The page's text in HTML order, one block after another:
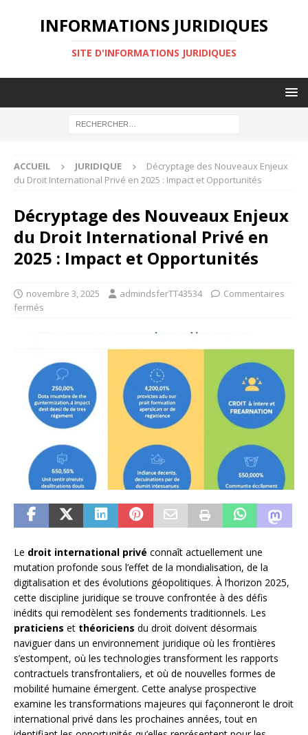
INFORMATIONS JURIDIQUES
SITE D'INFORMATIONS JURIDIQUES
ACCUEIL JURIDIQUE
Décryptage des Nouveaux Enjeux
du Droit International Privé en 2025 : Impact et Opportunités
Décryptage des Nouveaux Enjeux
du Droit International Privé en
2025 : Impact et Opportunités
novembre 3, 2025 admindsferTT43534
Commentaires
fermés
Le droit international privé connaît actuellement une
mutation profonde sous l’effet de la mondialisation, de la
digitalisation et des évolutions géopolitiques. À l’horizon 2025,
cette discipline juridique se trouve confrontée à des défis
inédits qui remodèlent ses fondements traditionnels. Les
praticiens et théoriciens du droit doivent désormais
naviguer dans un environnement juridique où les frontières
s’estompent, où les technologies transforment les rapports
contractuels transfrontaliers, et où de nouvelles formes de
mobilité humaine émergent. Cette analyse prospective
examine les transformations majeures qui façonneront le droit
international privé dans les prochaines années, tout en